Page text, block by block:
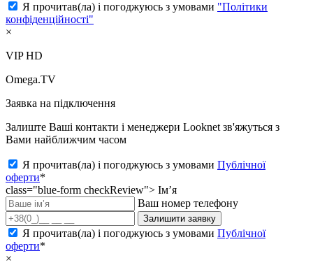
Я прочитав(ла) і погоджуюсь з умовами "Політики
конфіденційності"
×
VIP HD
Omega.TV
Заявка на підключення
Залиште Ваші контакти і менеджери Looknet зв'яжуться з
Вами найближчим часом
Я прочитав(ла) і погоджуюсь з умовами Публічної
оферти*
class="blue-form checkReview"> Ім’я
Ваш номер телефону
Залишити заявку
Я прочитав(ла) і погоджуюсь з умовами Публічної
оферти*
×